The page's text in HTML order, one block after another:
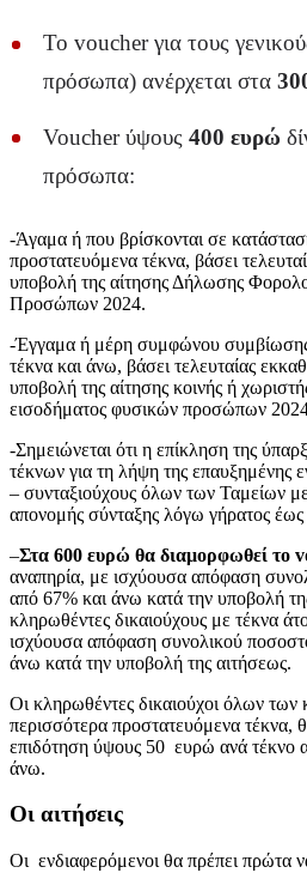
Το voucher για τους
πρόσωπα) ανέρχεται στα
Voucher ύψους 400 ευρώ
πρόσωπα:
-Άγαμα ή που βρίσκονται σε
προστατευόμενα τέκνα, βάσει
υποβολή της αίτησης Δήλωσης
Προσώπων 2024.
-Έγγαμα ή μέρη συμφώνου
τέκνα και άνω, βάσει τελευταίας
υποβολή της αίτησης κοινής ή
εισοδήματος φυσικών προσώπων
-Σημειώνεται ότι η επίκληση της
τέκνων για τη λήψη της επαυξημένης
– συνταξιούχους όλων των Ταμείων
απονομής σύνταξης λόγω γήρατος
–Στα 600 ευρώ θα διαμορφωθεί το
αναπηρία, με ισχύουσα απόφαση
από 67% και άνω κατά την υποβολή
κληρωθέντες δικαιούχους με τέκνα
ισχύουσα απόφαση συνολικού
άνω κατά την υποβολή της αιτήσεως.
Οι κληρωθέντες δικαιούχοι όλων των
περισσότερα προστατευόμενα τέκνα,
επιδότηση ύψους 50 ευρώ ανά τέκνο
άνω.
Οι αιτήσεις
Οι ενδιαφερόμενοι θα πρέπει πρώτα